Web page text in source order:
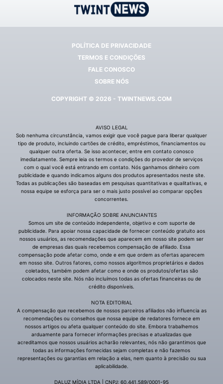
POLÍTICA DE PRIVACIDADE
TERMOS E CONDIÇÕES
FALE CONOSCO
SOBRE NÓS
COPYRIGHT © 2026 - TWINTNEWS.COM